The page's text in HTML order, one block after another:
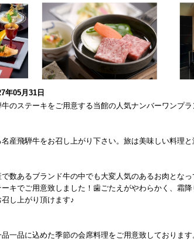
年05月31日
のステーキをご用意する当館の人気ナンバーワンプラ
産飛騨牛をお召し上がり下さい。旅は美味しい料理と
数あるブランド牛の中でも大変人気のあるお肉とな
キでご用意致しました！歯ごたえがやわらかく、霜
し上がり頂けます♪
一品に込めた季節の会席料理をご用意致しておりま